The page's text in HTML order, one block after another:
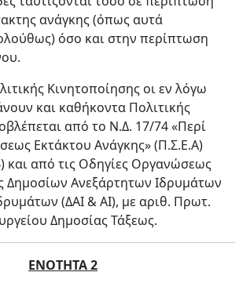
ανάγκης (όπως αυτά
όσο και στην περίπτωση
Κινητοποίησης οι εν λόγω
και καθήκοντα Πολιτικής
από το Ν.Δ. 17/74 «Περί
Εκτάκτου Ανάγκης» (Π.Σ.Ε.Α)
και από τις Οδηγίες Οργανώσεως
Δημοσίων Ανεξάρτητων Ιδρυμάτων
(ΔΑΙ & ΑΙ), με αριθ. Πρωτ.
Δημοσίας Τάξεως.
ΕΝΟΤΗΤΑ 2